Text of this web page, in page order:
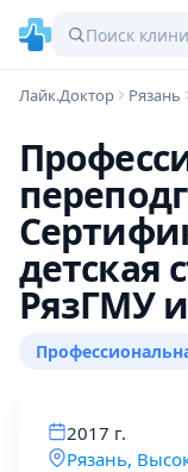
Лайк.Доктор Рязань
детская
РязГМУ
2017 г.
Рязань,